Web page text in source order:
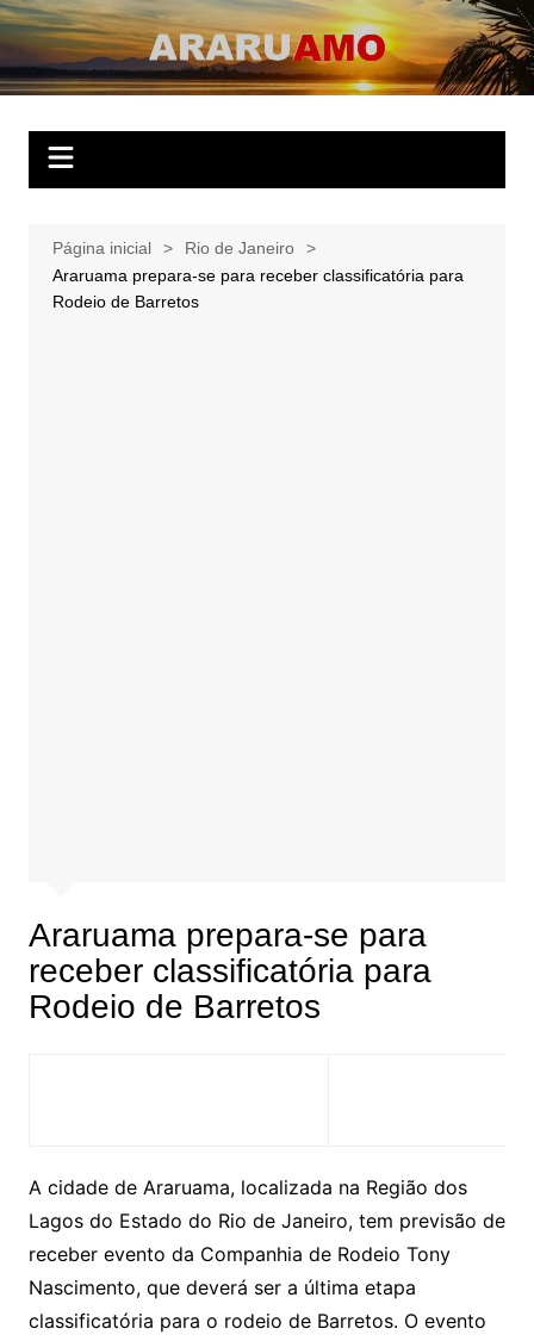
Ir
para
o
ARARUAMO
O website apaixonado por Araruama!
Página inicial
Rio de Janeiro
Araruama prepara-se para receber classificatória para
Rodeio de Barretos
Araruama prepara-se para
receber classificatória para
Rodeio de Barretos
A cidade de Araruama, localizada na Região dos
Lagos do Estado do Rio de Janeiro, tem previsão de
receber evento da Companhia de Rodeio Tony
Nascimento, que deverá ser a última etapa
classificatória para o rodeio de Barretos. O evento